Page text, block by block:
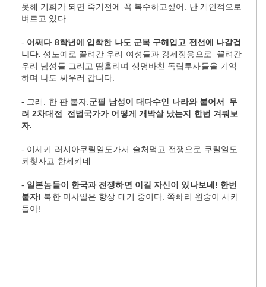
못해 기회가 되면 죽기전에 꼭 복수하고싶어. 난 개인적으로
벼르고 있다.
- 어쩌다 8학년에 입학한 나도 군복 구해입고 전선에 나갈겁
니다. 성노예로 끌려간 우리 여성들과 강제징용으로 끌려간
우리 남성들 그리고 땀흘리며 생명바친 독립투사들을 기억
하며 나도 싸우러 갑니다.
- 그래. 한 판 붙자. 군필 남성이 대다수인 나라와 붙어서 무
려 2차대전 전범국가가 어떻게 개박살 났는지 한번 겨뤄보
자.
- 이세키 러시아쿠릴열도가서 술처먹고 전쟁으로 쿠릴열도
되찾자고 한세키네
- 일본놈들이 한국과 전쟁하면 이길 자신이 있나보네! 한번
붙자! 북한 미사일은 항상 대기 중이다. 쪽빠리 원숭이 새키
들아!